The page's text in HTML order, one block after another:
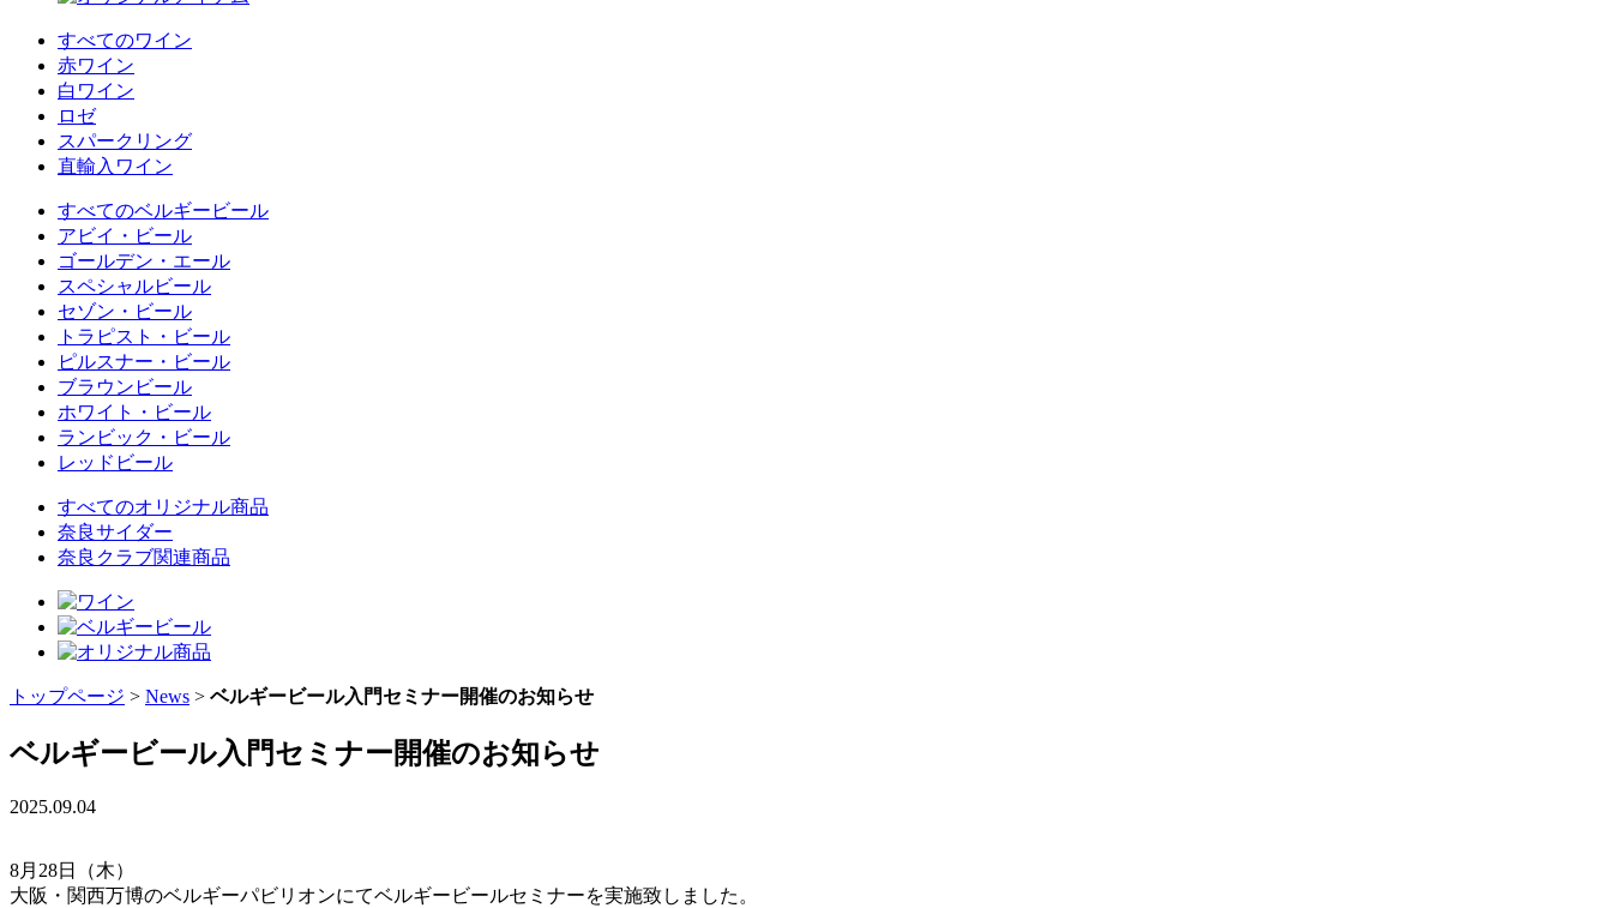
すべてのワイン
赤ワイン
白ワイン
ロゼ
スパークリング
直輸入ワイン
すべてのベルギービール
アビイ・ビール
ゴールデン・エール
スペシャルビール
セゾン・ビール
トラピスト・ビール
ピルスナー・ビール
ブラウンビール
ホワイト・ビール
ランビック・ビール
レッドビール
すべてのオリジナル商品
奈良サイダー
奈良クラブ関連商品
トップページ > News > ベルギービール入門セミナー開催のお知らせ
ベルギービール入門セミナー開催のお知らせ
2025.09.04
8月28日（木）
大阪・関西万博のベルギーパビリオンにてベルギービールセミナーを実施致しました。